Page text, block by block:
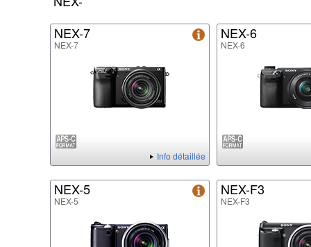
NEX-7
NEX-7
Info détaillée
NEX-6
NEX-6
NEX-5
NEX-5
NEX-F3
NEX-F3